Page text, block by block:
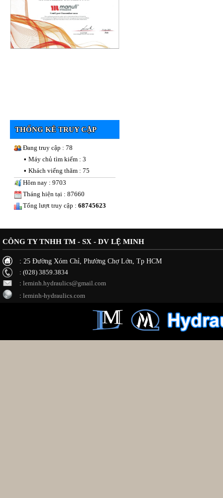
THỐNG KÊ TRUY CẬP
Đang truy cập : 78
• Máy chủ tìm kiếm : 3
• Khách viếng thăm : 75
Hôm nay : 9703
Tháng hiện tại : 87660
Tổng lượt truy cập : 68745623
CÔNG TY TNHH TM - SX - DV LỆ MINH
: 25 Đường Xóm Chỉ, Phường Chợ Lớn, Tp HCM
: (028) 3859.3834
: leminh.hydraulics@gmail.com
: leminh-hydraulics.com